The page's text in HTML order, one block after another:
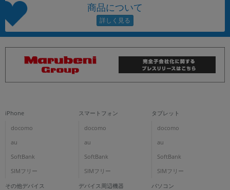
商品について
iPhone
docomo
au
SoftBank
SIMフリー
スマートフォン
docomo
au
SoftBank
SIMフリー
タブレット
docomo
au
SoftBank
SIMフリー
その他デバイス デバイス周辺機器 パソコン